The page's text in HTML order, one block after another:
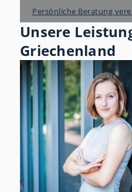
Persönliche Beratung
Unsere
Griechenland